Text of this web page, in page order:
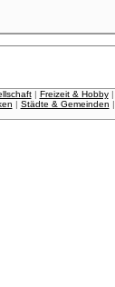
| Freizeit & Hobby|
| Städte & Gemeinden |